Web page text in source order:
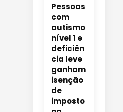
Pessoas
com
autismo
nível 1 e
deficiên
cia leve
ganham
isenção
de
imposto